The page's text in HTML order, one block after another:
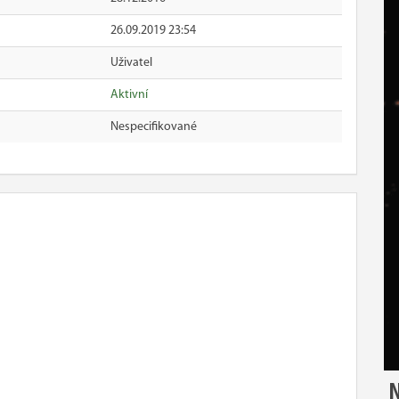
26.09.2019 23:54
Uživatel
Aktivní
Nespecifikované